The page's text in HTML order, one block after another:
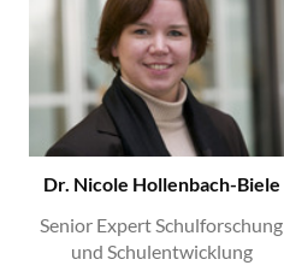
Dr. Nicole Hollenbach-Biele
Senior Expert Schulforschung
und Schulentwicklung